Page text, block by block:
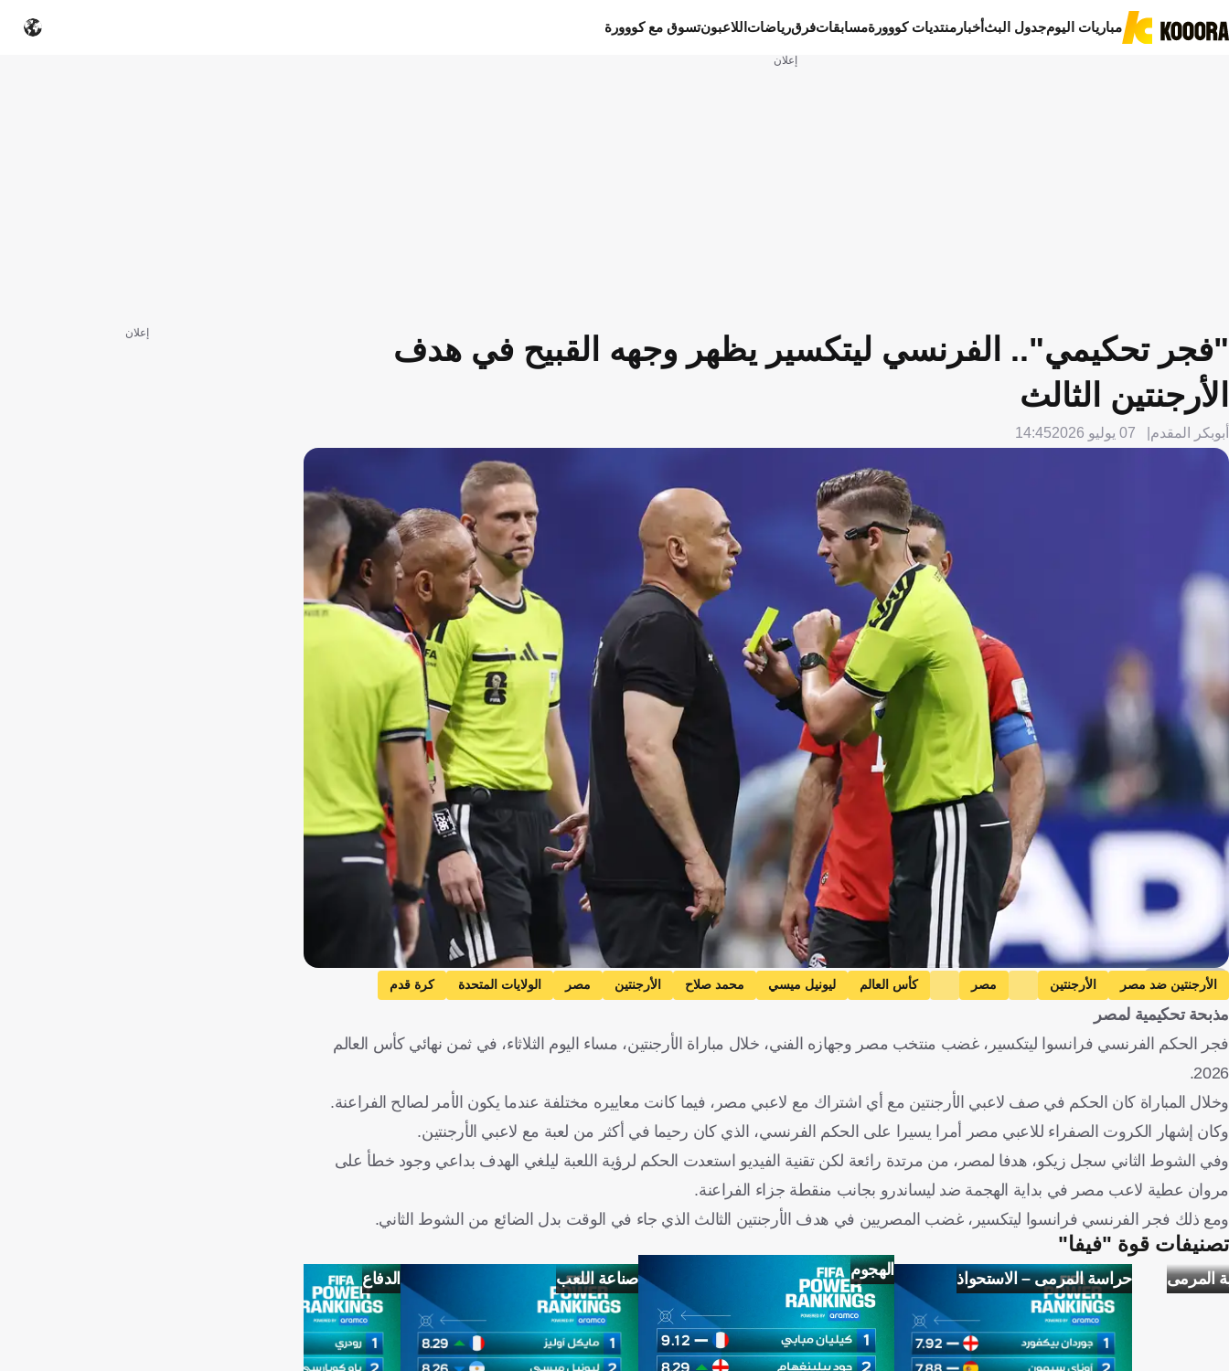
مباريات اليومجدول البثأخبار منتديات كووورةمسابقاتفرقرياضات اللاعبونتسوق مع كووورة
إعلان
"فجر تحكيمي".. الفرنسي ليتكسير يظهر وجهه القبيح في هدف
الأرجنتين الثالث
أبوبكر المقدم 07 يوليو 2026 14:45
Getty Images
الأرجنتين ضد مصر الأرجنتين مصر كأس العالم ليونيل ميسي محمد صلاح الأرجنتين مصر الولايات المتحدة كرة قدم
مذبحة تحكيمية لمصر
فجر الحكم الفرنسي فرانسوا ليتكسير، غضب منتخب مصر وجهازه الفني، خلال مباراة الأرجنتين، مساء اليوم الثلاثاء، في ثمن نهائي كأس العالم
2026.
وخلال المباراة كان الحكم في صف لاعبي الأرجنتين مع أي اشتراك مع لاعبي مصر، فيما كانت معاييره مختلفة عندما يكون الأمر لصالح الفراعنة.
وكان إشهار الكروت الصفراء للاعبي مصر أمرا يسيرا على الحكم الفرنسي، الذي كان رحيما في أكثر من لعبة مع لاعبي الأرجنتين.
وفي الشوط الثاني سجل زيكو، هدفا لمصر، من مرتدة رائعة لكن تقنية الفيديو استعدت الحكم لرؤية اللعبة ليلغي الهدف بداعي وجود خطأ على
مروان عطية لاعب مصر في بداية الهجمة ضد ليساندرو بجانب منقطة جزاء الفراعنة.
ومع ذلك فجر الفرنسي فرانسوا ليتكسير، غضب المصريين في هدف الأرجنتين الثالث الذي جاء في الوقت بدل الضائع من الشوط الثاني.
تصنيفات قوة "فيفا"
المرمى حراسة المرمى – الاستحواذ الهجوم صناعة اللعب الدفاع
إعلان